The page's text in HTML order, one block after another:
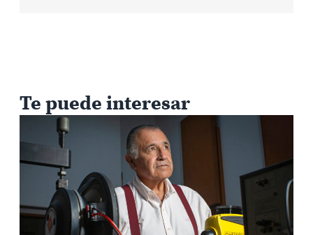
Te puede interesar